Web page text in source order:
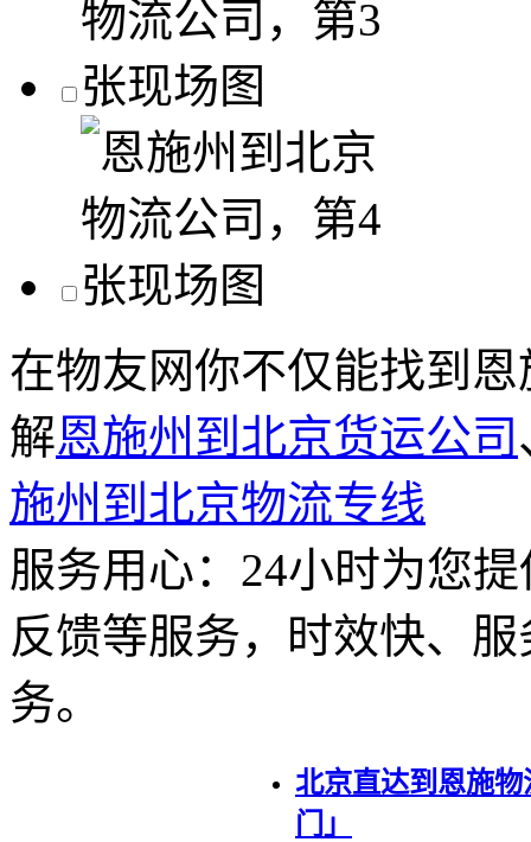
在物友网你不仅能找到
解恩施州到北京货运公司
施州到北京物流专线
服务用心： 24小时为您
反馈等服务，时效快、
务。
北京直达到恩施
门」